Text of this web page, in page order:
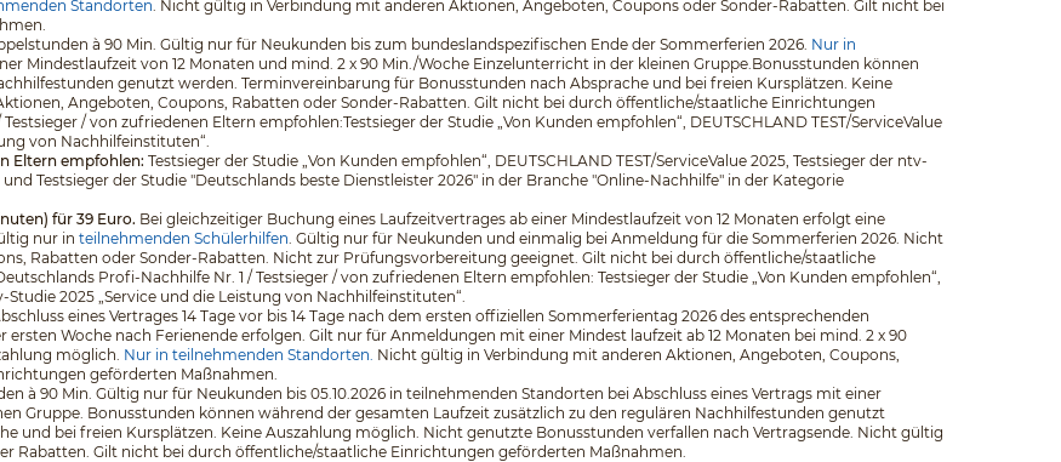
Standorten. Nicht gültig in Verbindung mit anderen Aktionen, Angeboten, Coupons oder Sonder-Rabatten. Gilt nicht bei
à 90 Min. Gültig nur für Neukunden bis zum bundeslandspezifischen Ende der Sommerferien 2026. Nur in
Mindestlaufzeit von 12 Monaten und mind. 2 x 90 Min./Woche Einzelunterricht in der kleinen Gruppe.Bonusstunden können
genutzt werden. Terminvereinbarung für Bonusstunden nach Absprache und bei freien Kursplätzen. Keine
Angeboten, Coupons, Rabatten oder Sonder-Rabatten. Gilt nicht bei durch öffentliche/staatliche Einrichtungen
/ von zufriedenen Eltern empfohlen:Testsieger der Studie „Von Kunden empfohlen“, DEUTSCHLAND TEST/ServiceValue
von Nachhilfeinstituten“.
Eltern empfohlen: Testsieger der Studie „Von Kunden empfohlen“, DEUTSCHLAND TEST/ServiceValue 2025, Testsieger der ntv-
Testsieger der Studie "Deutschlands beste Dienstleister 2026" in der Branche "Online-Nachhilfe" in der Kategorie
für 39 Euro. Bei gleichzeitiger Buchung eines Laufzeitvertrages ab einer Mindestlaufzeit von 12 Monaten erfolgt eine
nur in teilnehmenden Schülerhilfen. Gültig nur für Neukunden und einmalig bei Anmeldung für die Sommerferien 2026. Nicht
Rabatten oder Sonder-Rabatten. Nicht zur Prüfungsvorbereitung geeignet. Gilt nicht bei durch öffentliche/staatliche
Profi-Nachhilfe Nr. 1 / Testsieger / von zufriedenen Eltern empfohlen: Testsieger der Studie „Von Kunden empfohlen“,
Studie 2025 „Service und die Leistung von Nachhilfeinstituten“.
eines Vertrages 14 Tage vor bis 14 Tage nach dem ersten offiziellen Sommerferientag 2026 des entsprechenden
Woche nach Ferienende erfolgen. Gilt nur für Anmeldungen mit einer Mindest­ laufzeit ab 12 Monaten bei mind. 2 x 90
möglich. Nur in teilnehmenden Standorten. Nicht gültig in Verbindung mit anderen Aktionen, Angeboten, Coupons,
geförderten Maßnahmen.
à 90 Min. Gültig nur für Neukunden bis 05.10.2026 in teilnehmenden Standorten bei Abschluss eines Vertrags mit einer
Gruppe. Bonusstunden können während der gesamten Laufzeit zusätzlich zu den regulären Nachhilfestunden genutzt
und bei freien Kursplätzen. Keine Auszahlung möglich. Nicht genutzte Bonusstunden verfallen nach Vertragsende. Nicht gültig
Rabatten. Gilt nicht bei durch öffentliche/staatliche Einrichtungen geförderten Maßnahmen.